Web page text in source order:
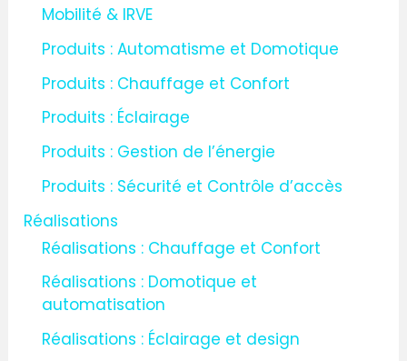
Mobilité & IRVE
Produits : Automatisme et Domotique
Produits : Chauffage et Confort
Produits : Éclairage
Produits : Gestion de l’énergie
Produits : Sécurité et Contrôle d’accès
Réalisations
Réalisations : Chauffage et Confort
Réalisations : Domotique et
automatisation
Réalisations : Éclairage et design